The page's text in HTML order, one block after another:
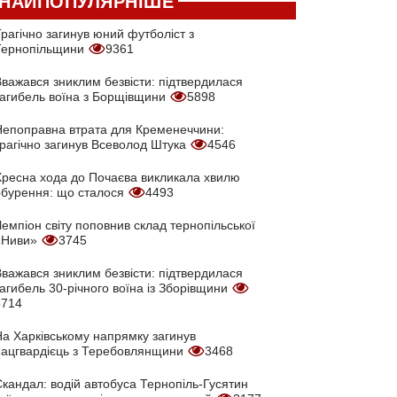
загинув юний футболіст з
9361
зниклим безвісти: підтвердилася
воїна з Борщівщини
5898
втрата для Кременеччини:
загинув Всеволод Штука
4546
хода до Почаєва викликала хвилю
що сталося
4493
світу поповнив склад тернопільської
3745
зниклим безвісти: підтвердилася
30-річного воїна із Зборівщини
Харківському напрямку загинув
з Теребовлянщини
3468
водій автобуса Тернопіль-Гусятин